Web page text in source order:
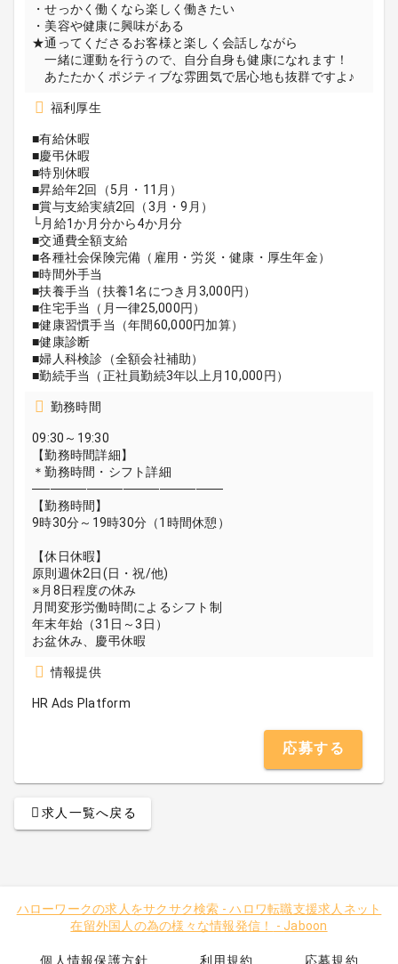
・せっかく働くなら楽しく働きたい
・美容や健康に興味がある
★通ってくださるお客様と楽しく会話しながら
一緒に運動を行うので、自分自身も健康になれます！
あたたかくポジティブな雰囲気で居心地も抜群ですよ♪
福利厚生
■有給休暇
■慶弔休暇
■特別休暇
■昇給年2回（5月・11月）
■賞与支給実績2回（3月・9月）
└月給1か月分から4か月分
■交通費全額支給
■各種社会保険完備（雇用・労災・健康・厚生年金）
■時間外手当
■扶養手当（扶養1名につき月3,000円）
■住宅手当（月一律25,000円）
■健康習慣手当（年間60,000円加算）
■健康診断
■婦人科検診（全額会社補助）
■勤続手当（正社員勤続3年以上月10,000円）
勤務時間
09:30～19:30
【勤務時間詳細】
＊勤務時間・シフト詳細
─────────────────────
【勤務時間】
9時30分～19時30分（1時間休憩）
【休日休暇】
原則週休2日(日・祝/他)
※月8日程度の休み
月間変形労働時間によるシフト制
年末年始（31日～3日）
お盆休み、慶弔休暇
情報提供
HR Ads Platform
応募する
求人一覧へ戻る
ハローワークの求人をサクサク検索 -ハロワ転職支援求人ネット
在留外国人の為の様々な情報発信！
- Jaboon
個人情報保護方針 利用規約 応募規約